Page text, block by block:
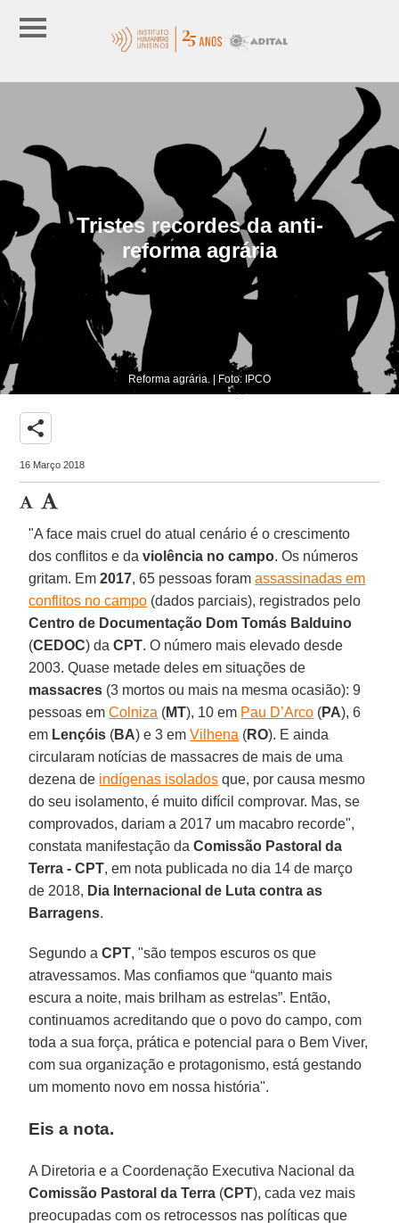
Tristes recordes da anti-
reforma agrária
Reforma agrária. | Foto: IPCO
share
16 Março 2018
"A face mais cruel do atual cenário é o crescimento
dos conflitos e daviolência no campo. Os números
gritam. Em2017, 65 pessoas foramassassinadas em
conflitos no campo (dados parciais), registrados pelo
Centro de Documentação Dom Tomás Balduino
(CEDOC) daCPT. O número mais elevado desde
2003. Quase metade deles em situações de
massacres (3 mortos ou mais na mesma ocasião): 9
pessoas emColniza (MT), 10 em Pau D’Arco (PA), 6
em Lençóis (BA) e 3 emVilhena (RO). E ainda
circularam notícias de massacres de mais de uma
dezena de indígenas isolados que, por causa mesmo
do seu isolamento, é muito difícil comprovar. Mas, se
comprovados, dariam a 2017 um macabro recorde",
constata manifestação daComissão Pastoral da
Terra - CPT, em nota publicada no dia 14 de março
de 2018, Dia Internacional de Luta contra as
Barragens.
Segundo aCPT, "são tempos escuros os que
atravessamos. Mas confiamos que “quanto mais
escura a noite, mais brilham as estrelas”. Então,
continuamos acreditando que o povo do campo, com
toda a sua força, prática e potencial para o Bem Viver,
com sua organização e protagonismo, está gestando
um momento novo em nossa história".
Eis a nota.
A Diretoria e a Coordenação Executiva Nacional da
Comissão Pastoral da Terra (CPT), cada vez mais
preocupadas com os retrocessos nas políticas que